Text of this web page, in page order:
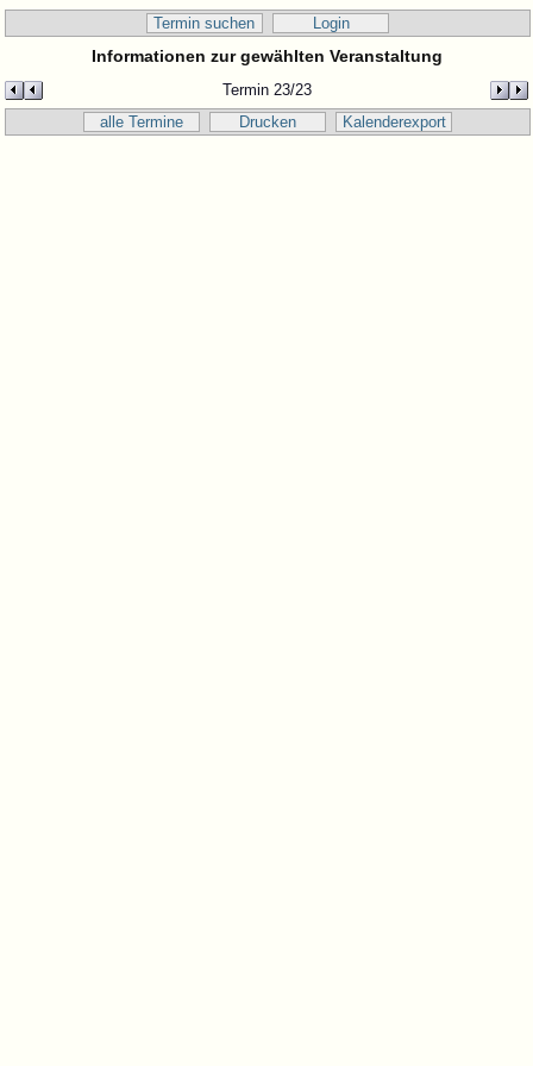
Termin suchen Login
Informationen zur gewählten Veranstaltung
Termin 23/23
alle Termine
Drucken Kalenderexport